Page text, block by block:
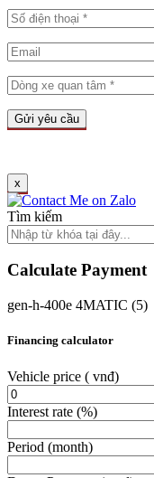
x
Tìm kiếm
Calculate Payment
gen-h-400e 4MATIC (5)
Financing calculator
Vehicle price ( vnđ)
Interest rate (%)
Period (month)